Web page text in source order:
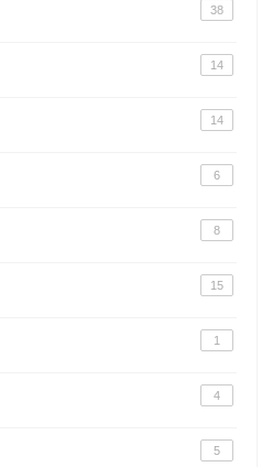
38
14
14
6
8
15
1
4
5